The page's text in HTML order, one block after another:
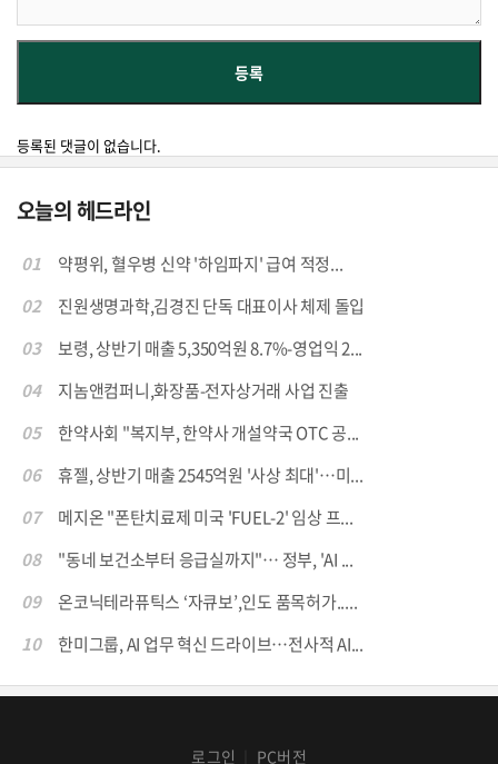
등록된 댓글이 없습니다.
오늘의 헤드라인
01
약평위, 혈우병 신약 '하임파지' 급여 적정...
02
진원생명과학,김경진 단독 대표이사 체제 돌입
03
보령, 상반기 매출 5,350억원 8.7%-영업익 2...
04
지놈앤컴퍼니,화장품-전자상거래 사업 진출
05
한약사회 "복지부, 한약사 개설약국 OTC 공...
06
휴젤, 상반기 매출 2545억원 '사상 최대'…미...
07
메지온 "폰탄치료제 미국 'FUEL-2' 임상 프...
08
"동네 보건소부터 응급실까지"… 정부, 'AI ...
09
온코닉테라퓨틱스 ‘자큐보’,인도 품목허가.....
10
한미그룹, AI 업무 혁신 드라이브…전사적 AI...
로그인 PC버전